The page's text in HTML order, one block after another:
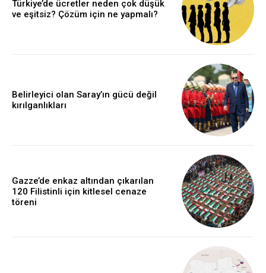
Türkiye’de ücretler neden çok düşük
ve eşitsiz? Çözüm için ne yapmalı?
Belirleyici olan Saray’ın gücü değil
kırılganlıkları
Gazze’de enkaz altından çıkarılan
120 Filistinli için kitlesel cenaze
töreni